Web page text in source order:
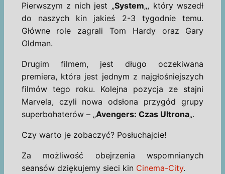
Pierwszym z nich jest „System„, który wszedł
do naszych kin jakieś 2-3 tygodnie temu.
Główne role zagrali Tom Hardy oraz Gary
Oldman.
Drugim filmem, jest długo oczekiwana
premiera, która jest jednym z najgłośniejszych
filmów tego roku. Kolejna pozycja ze stajni
Marvela, czyli nowa odsłona przygód grupy
superbohaterów – „Avengers: Czas Ultrona„.
Czy warto je zobaczyć? Posłuchajcie!
Za możliwość obejrzenia wspomnianych
seansów dziękujemy sieci kin Cinema-City.